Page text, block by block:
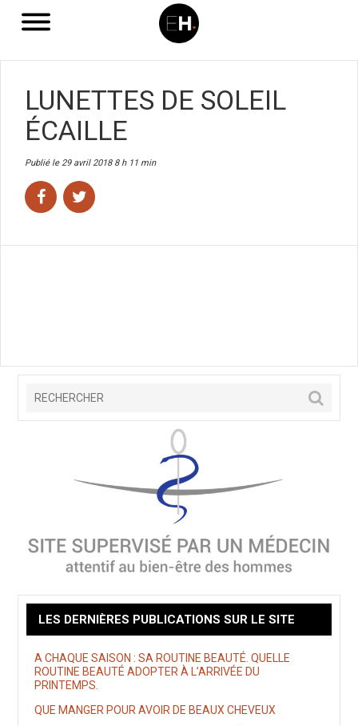
LUNETTES DE SOLEIL
ÉCAILLE
Publié le 29 avril 2018 8 h 11 min
LES DERNIÈRES PUBLICATIONS SUR LE SITE
A CHAQUE SAISON : SA ROUTINE BEAUTÉ. QUELLE
ROUTINE BEAUTÉ ADOPTER À L’ARRIVÉE DU
PRINTEMPS.
QUE MANGER POUR AVOIR DE BEAUX CHEVEUX